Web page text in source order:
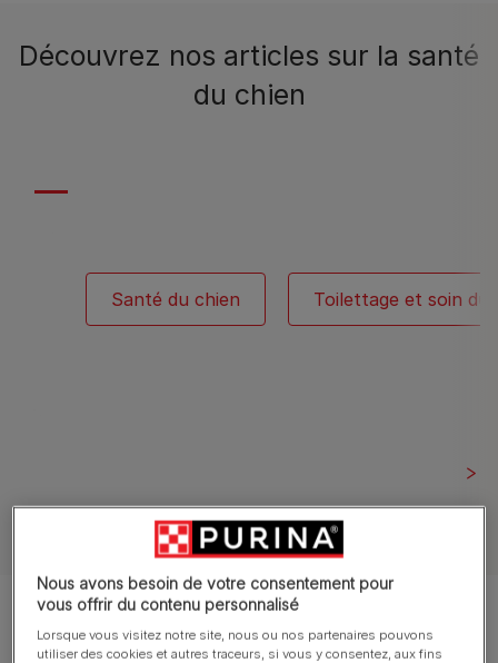
Découvrez nos articles sur la santé
du chien
Santé du chien Toilettage et soin du
Tous nos articles sur les chiens
Montrer 7 sur 7 articles
Nous avons besoin de votre consentement pour
vous offrir du contenu personnalisé
Lorsque vous visitez notre site, nous ou nos partenaires pouvons
utiliser des cookies et autres traceurs, si vous y consentez, aux fins